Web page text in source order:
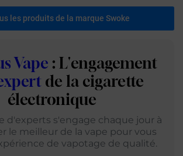
les produits de la marque Swoke
Vape : L'engagement
de la cigarette
électronique
d'experts s'engage chaque jour à
le meilleur de la vape pour vous
de vapotage de qualité.